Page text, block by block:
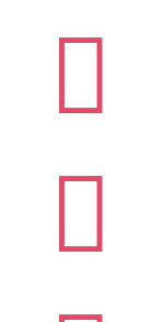

